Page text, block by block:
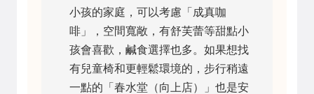
小孩的家庭，可以考慮「成真咖
啡」，空間寬敞，有舒芙蕾等甜點小
孩會喜歡，鹹食選擇也多。如果想找
有兒童椅和更輕鬆環境的，步行稍遠
一點的「春水堂（向上店）」也是安